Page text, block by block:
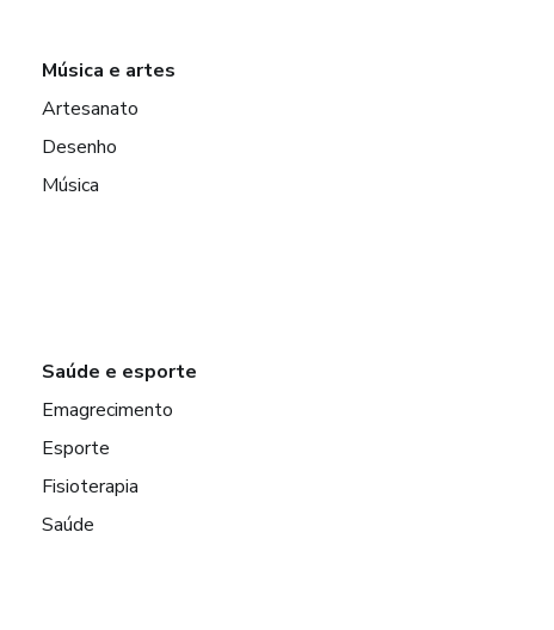
Música e artes
Artesanato
Desenho
Música
Saúde e esporte
Emagrecimento
Esporte
Fisioterapia
Saúde